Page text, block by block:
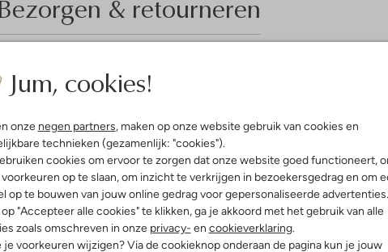
Jum, cookies!
onze negen partners, maken op onze website gebruik van cookies en
technieken (gezamenlijk: "cookies").
cookies om ervoor te zorgen dat onze website goed functioneert,
op te slaan, om inzicht te verkrijgen in bezoekersgedrag en om
op te bouwen van jouw online gedrag voor gepersonaliseerde advertenties.
"Accepteer alle cookies" te klikken, ga je akkoord met het gebruik van alle
zoals omschreven in onze privacy- en cookieverklaring.
je voorkeuren wijzigen? Via de cookieknop onderaan de pagina kun je jouw
& retourneren
& Pasvorm
Yellow
Suède
Leer
Rubber
Veter
Zool
Ronde Neus
voetbed: Ja
Ontdek de NILLA MACY sneakers,
doorstappen. Deze lage sneakers
opvrolijkt. De buitenkant en
comfortabele pasvorm. Dankzij het
moeiteloos door de stad of geniet je
luchtige zomerjurk of een casual
vetersluiting maken deze sneakers